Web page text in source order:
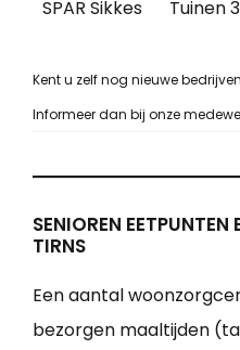
SPAR Sikkes Tuinen
Kent u zelf nog nieuwe
Informeer dan bij onze
SENIOREN EETPUNTEN
TIRNS
Een aantal
bezorgen maaltijden